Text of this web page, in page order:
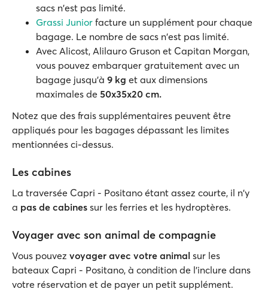
sacs n'est pas limité.
Grassi Junior facture un supplément pour chaque
bagage. Le nombre de sacs n'est pas limité.
Avec Alicost, Alilauro Gruson et Capitan Morgan,
vous pouvez embarquer gratuitement avec un
bagage jusqu'à 9 kg et aux dimensions
maximales de 50x35x20 cm.
Notez que des frais supplémentaires peuvent être
appliqués pour les bagages dépassant les limites
mentionnées ci-dessus.
Les cabines
La traversée Capri - Positano étant assez courte, il n'y
a pas de cabines sur les ferries et les hydroptères.
Voyager avec son animal de compagnie
Vous pouvez voyager avec votre animal sur les
bateaux Capri - Positano, à condition de l’inclure dans
votre réservation et de payer un petit supplément.